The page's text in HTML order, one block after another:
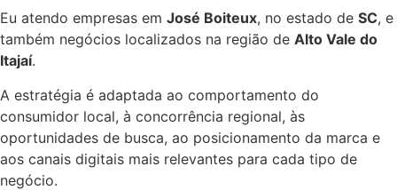
Eu atendo empresas em José Boiteux, no estado de SC, e
também negócios localizados na região de Alto Vale do
Itajaí.
A estratégia é adaptada ao comportamento do
consumidor local, à concorrência regional, às
oportunidades de busca, ao posicionamento da marca e
aos canais digitais mais relevantes para cada tipo de
negócio.